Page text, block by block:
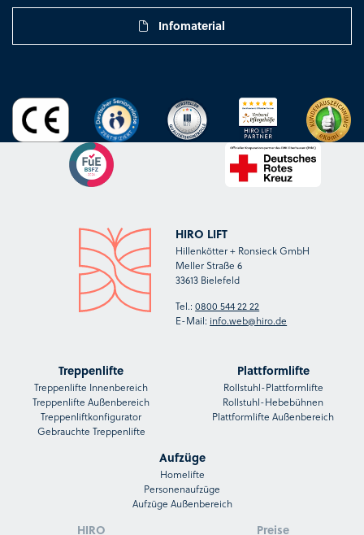
Infomaterial
HIRO LIFT
Hillenkötter + Ronsieck GmbH
Meller Straße 6
33613 Bielefeld
Tel.:0800 544 22 22
E-Mail: info.web@hiro.de
Treppenlifte
Treppenlifte Innenbereich
Treppenlifte Außenbereich
Treppenliftkonfigurator
Gebrauchte Treppenlifte
Plattformlifte
Rollstuhl-Plattformlifte
Rollstuhl-Hebebühnen
Plattformlifte Außenbereich
Aufzüge
Homelifte
Personenaufzüge
Aufzüge Außenbereich
HIRO Preise